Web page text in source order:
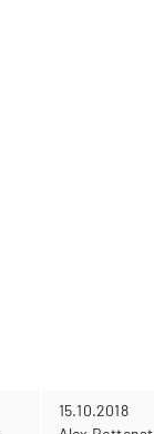
15.10.2018